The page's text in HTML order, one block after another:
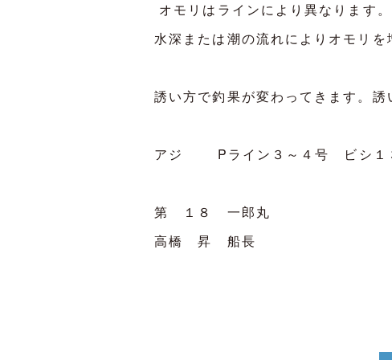
オモリはラインにより異なります。
水深または潮の流れによりオモリ
誘い方で釣果が変わってきます。誘
アジ Pライン３～４号 ビシ１
第 １８ 一郎丸
高橋 昇 船長